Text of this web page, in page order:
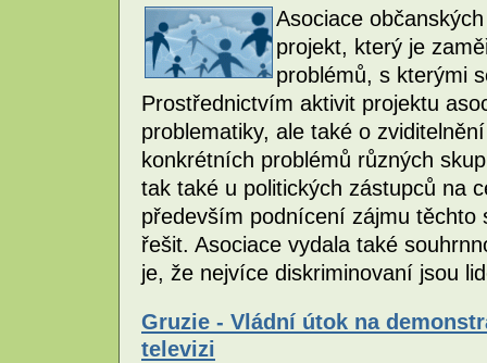
Asociace
projekt, který je
problémů, s kterými
Prostřednictvím aktivit projektu
problematiky, ale také o
konkrétních problémů různých
tak také u politických zástupců na
především podnícení zájmu těchto
řešit. Asociace vydala také
je, že nejvíce diskriminovaní jsou
Gruzie - Vládní útok na
televizi